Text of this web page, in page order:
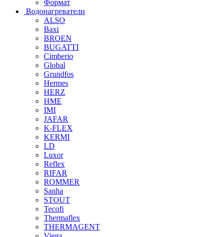
Формат
Водонагреватели
ALSO
Baxi
BROEN
BUGATTI
Cimberio
Global
Grundfos
Hermes
HERZ
HME
IMI
JAFAR
K-FLEX
KERMI
LD
Luxor
Reflex
RIFAR
ROMMER
Sanha
STOUT
Tecofi
Thermaflex
THERMAGENT